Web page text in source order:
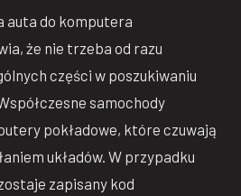
auta do komputera
że nie trzeba od razu
części w poszukiwaniu
samochody
pokładowe, które czuwają
układów. W przypadku
zapisany kod